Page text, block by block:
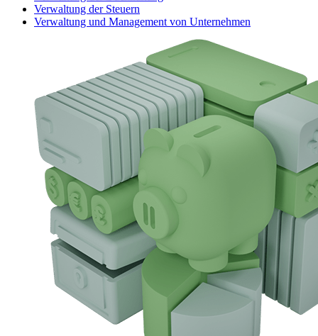
Verwaltung der Steuern
Verwaltung und Management von Unternehmen